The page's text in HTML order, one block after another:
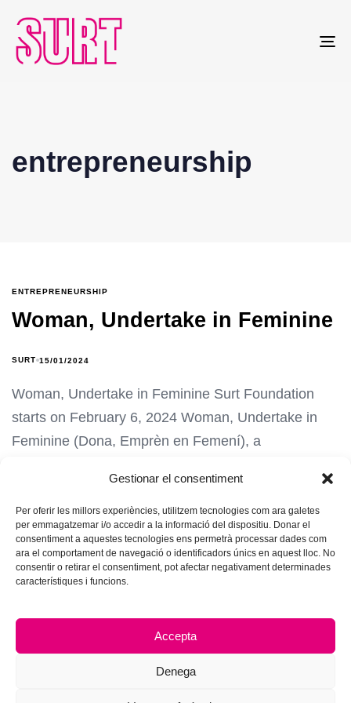
Gestionar el consentiment
Per oferir les millors experiències, utilitzem tecnologies com ara galetes
per emmagatzemar i/o accedir a la informació del dispositiu. Donar el
consentiment a aquestes tecnologies ens permetrà processar dades com
ara el comportament de navegació o identificadors únics en aquest lloc. No
consentir o retirar el consentiment, pot afectar negativament determinades
característiques i funcions.
Accepta
Denega
entrepreneurship
ENTREPRENEURSHIP
Woman, Undertake in Feminine
SURT 15/01/2024
Woman, Undertake in Feminine Surt Foundation
starts on February 6, 2024 Woman, Undertake in
Feminine (Dona, Emprèn en Femení), a